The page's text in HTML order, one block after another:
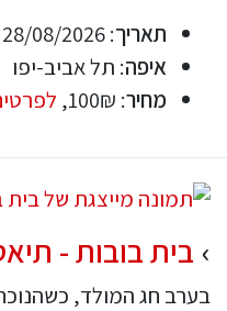
תאריך: 28/08/2026
איפה: תל אביב-יפו
מחיר: 100₪,
בית בובות -
בערב חג המולד,